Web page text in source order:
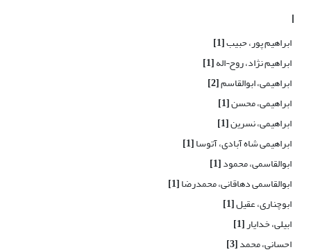
ا
ابراهیم پور، حبیب[1]
ابراهیم نژاد، روح¬اله[1]
ابراهیمی، ابوالقاسم[2]
ابراهیمی، محسن[1]
ابراهیمی، نسرین[1]
ابراهیمی شاه آبادی، آتوسا[1]
ابوالقاسمی، محمود[1]
ابوالقاسمی دهاقانی، محمدرضا[1]
ابوچناری، عقیل[1]
ابیلی، خدایار[1]
احسانی، محمد[3]